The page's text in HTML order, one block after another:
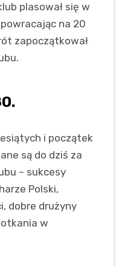
plasował się w
na 20
zapoczątkował
i początek
są do dziś za
– sukcesy
Polski,
dobre drużyny
w